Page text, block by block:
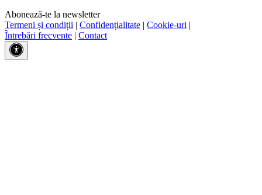
Abonează-te la newsletter
Termeni și condiții | Confidențialitate | Cookie-uri |
Întrebări frecvente | Contact